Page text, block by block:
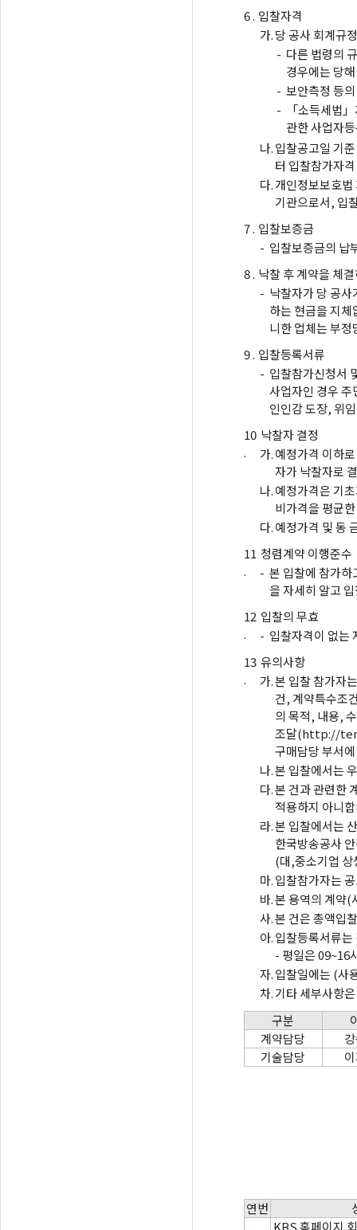
6 . 입찰자격
가.당 공사 회계규
- 다른 법령의
경우에는 당
- 보안측정 등
-
「소득세법
관한 사업자
나.입찰공고일 기
터 입찰참가자
다.개인정보보호법
기관으로서, 입
7 . 입찰보증금
- 입찰보증금의 납
8 . 낙찰 후 계약을 체
- 낙찰자가 당 공
하는 현금을 지
니한 업체는 부
9 . 입찰등록서류
- 입찰참가신청서
사업자인 경우
인인감 도장, 위
10
.
낙찰자 결정
가.예정가격 이하
자가 낙찰자로
나.예정가격은 기
비가격을 평균
다.예정가격 및 동
11
.
청렴계약 이행준수
- 본 입찰에 참가하
을 자세히 알고
12
.
입찰의 무효
- 입찰자격이 없는
13
.
유의사항
가.본 입찰 참가자
건, 계약특수조
의 목적, 내용,
조달(http://
구매담당 부서
나.본 입찰에서는
다.본 건과 관련한
적용하지 아니
라.본 입찰에서는
한국방송공사
(대,중소기업 상
마.입찰참가자는
바.본 용역의 계약(
사.본 건은 총액입
아.입찰등록서류
- 평일은 09~16
자.입찰일에는 (사
차.기타 세부사항
구분
계약담당
기술담당
연번
KBS 홈페이지